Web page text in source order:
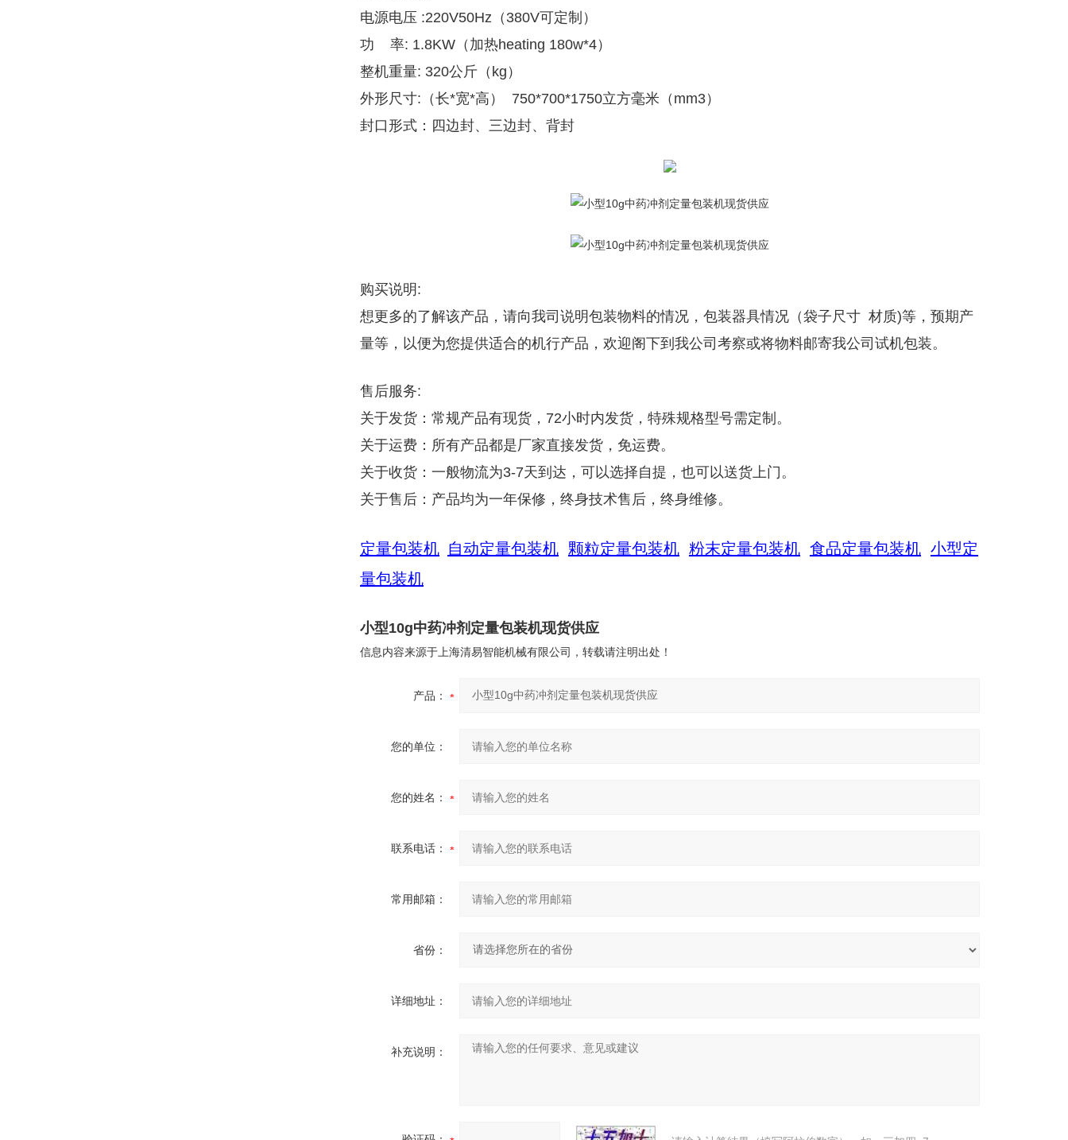
电源电压 :220V50Hz（380V可定制）
功 率: 1.8KW（加热heating 180w*4）
整机重量: 320公斤（kg）
外形尺寸:（长*宽*高） 750*700*1750立方毫米（mm3）
封口形式：四边封、三边封、背封
购买说明:
想更多的了解该产品，请向我司说明包装物料的情况，包装器具情况（袋子尺寸 材质)等，预期产
量等，以便为您提供适合的机行产品，欢迎阁下到我公司考察或将物料邮寄我公司试机包装。
售后服务:
关于发货：常规产品有现货，72小时内发货，特殊规格型号需定制。
关于运费：所有产品都是厂家直接发货，免运费。
关于收货：一般物流为3-7天到达，可以选择自提，也可以送货上门。
关于售后：产品均为一年保修，终身技术售后，终身维修。
定量包装机 自动定量包装机 颗粒定量包装机 粉末定量包装机 食品定量包装机 小型定
量包装机
小型10g中药冲剂定量包装机现货供应
信息内容来源于上海清易智能机械有限公司，转载请注明出处！
产品：
您的单位：
您的姓名：
联系电话：
常用邮箱：
省份：
详细地址：
补充说明：